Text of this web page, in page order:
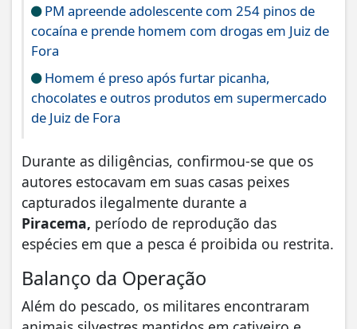
PM apreende adolescente com 254 pinos de
cocaína e prende homem com drogas em Juiz de
Fora
Homem é preso após furtar picanha,
chocolates e outros produtos em supermercado
de Juiz de Fora
Durante as diligências, confirmou-se que os
autores estocavam em suas casas peixes
capturados ilegalmente durante a
Piracema, período de reprodução das
espécies em que a pesca é proibida ou restrita.
Balanço da Operação
Além do pescado, os militares encontraram